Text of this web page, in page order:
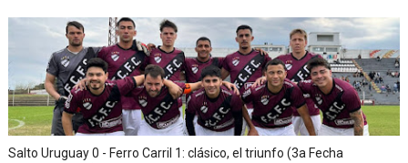
Salto Uruguay 0 - Ferro Carril 1: clásico, el triunfo (3a Fecha